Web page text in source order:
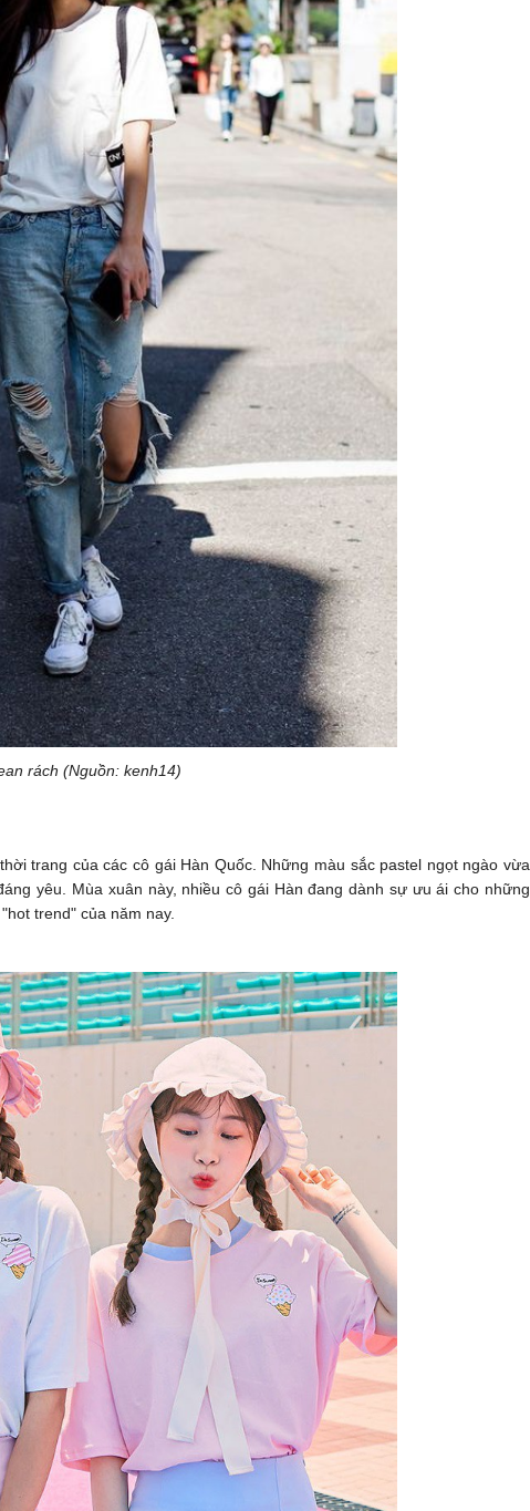
rách (Nguồn: kenh14)
trang của các cô gái Hàn Quốc. Những màu sắc pastel ngọt ngào vừa
yêu. Mùa xuân này, nhiều cô gái Hàn đang dành sự ưu ái cho những
trend" của năm nay.